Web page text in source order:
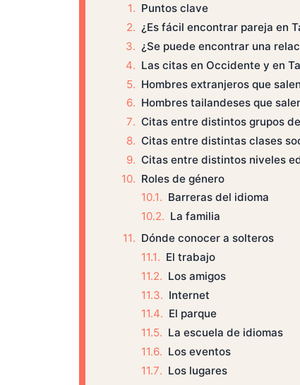
Puntos clave
¿Es fácil encontrar pareja en
¿Se puede encontrar una
Las citas en Occidente y en
Hombres extranjeros que
Hombres tailandeses que
Citas entre distintos grupos
Citas entre distintas clases
Citas entre distintos niveles
Roles de género
Barreras del idioma
La familia
Dónde conocer a solteros
El trabajo
Los amigos
Internet
El parque
La escuela de idiomas
Los eventos
Los lugares